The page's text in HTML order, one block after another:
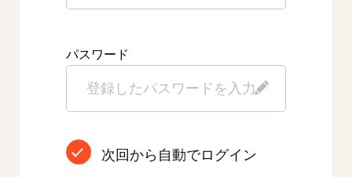
パスワード
次回から自動でログイン